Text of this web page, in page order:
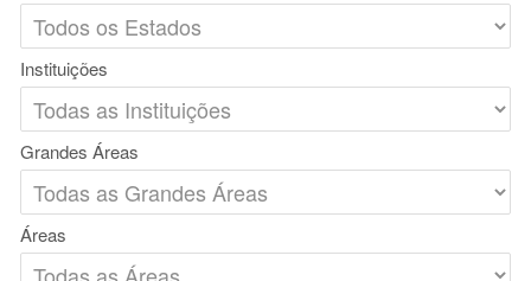
Instituições
Grandes Áreas
Áreas